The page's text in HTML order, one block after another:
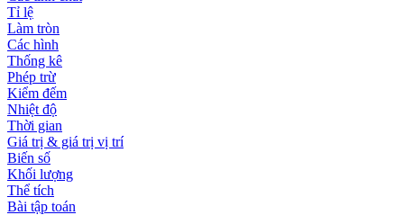
Tỉ lệ
Làm tròn
Các hình
Thống kê
Phép trừ
Kiểm đếm
Nhiệt độ
Thời gian
Giá trị & giá trị vị trí
Biến số
Khối lượng
Thể tích
Bài tập toán